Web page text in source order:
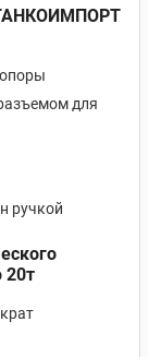
для
ручкой